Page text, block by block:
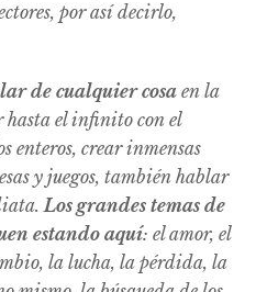
por así decirlo,
de cualquier cosa en la
el infinito con el
enteros, crear inmensas
y juegos, también hablar
Los grandes temas de
estando aquí: el amor, el
la lucha, la pérdida, la